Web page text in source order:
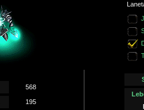
568
195